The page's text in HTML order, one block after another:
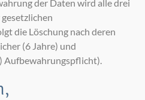
der Daten wird alle drei
die Löschung nach deren
(6 Jahre) und
Aufbewahrungspflicht).